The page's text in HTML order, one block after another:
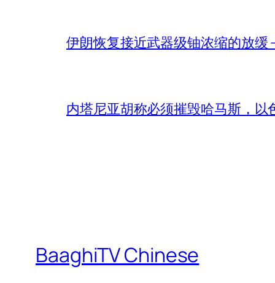
伊朗恢复接近武器级铀浓缩的放缓
内塔尼亚胡称必须摧毁哈马斯，以
BaaghiTV Chinese